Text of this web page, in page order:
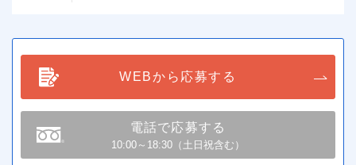
WEBから応募する
電話で応募する
10:00～18:30（土日祝含む）